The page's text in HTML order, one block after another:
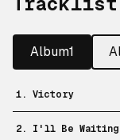
Album1
1. Victory
2. I'll Be Waiting